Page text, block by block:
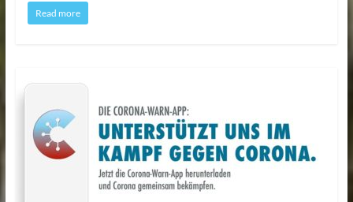
Read more